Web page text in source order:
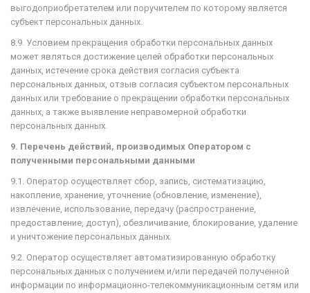
выгодоприобретателем или поручителем по которому является
субъект персональных данных.
8.9. Условием прекращения обработки персональных данных
может являться достижение целей обработки персональных
данных, истечение срока действия согласия субъекта
персональных данных, отзыв согласия субъектом персональных
данных или требование о прекращении обработки персональных
данных, а также выявление неправомерной обработки
персональных данных.
9. Перечень действий, производимых Оператором с
полученными персональными данными
9.1. Оператор осуществляет сбор, запись, систематизацию,
накопление, хранение, уточнение (обновление, изменение),
извлечение, использование, передачу (распространение,
предоставление, доступ), обезличивание, блокирование, удаление
и уничтожение персональных данных.
9.2. Оператор осуществляет автоматизированную обработку
персональных данных с получением и/или передачей полученной
информации по информационно-телекоммуникационным сетям или